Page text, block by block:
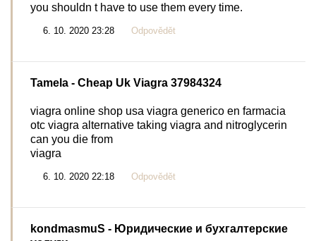
you shouldn t have to use them every time.
6. 10. 2020 23:28 Odpovědět
Tamela - Cheap Uk Viagra 37984324
viagra online shop usa viagra generico en farmacia
otc viagra alternative taking viagra and nitroglycerin
can you die from
viagra
6. 10. 2020 22:18 Odpovědět
kondmasmuS - Юридические и бухгалтерские